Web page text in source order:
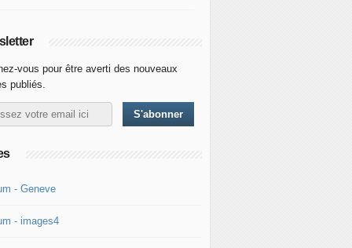
vous pour être averti des nouveaux
publiés.
- Geneve
- images4